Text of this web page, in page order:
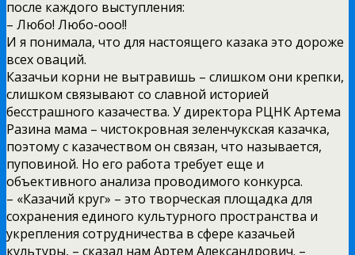
после каждого выступления:
– Любо! Любо-ооо!!
И я понимала, что для настоящего казака это дороже
всех оваций.
Казачьи корни не вытравишь – слишком они крепки,
слишком связывают со славной историей
бесстрашного казачества. У директора РЦНК Артема
Разина мама – чистокровная зеленчукская казачка,
поэтому с казачеством он связан, что называется,
пуповиной. Но его работа требует еще и
объективного анализа проводимого конкурса.
– «Казачий круг» – это творческая площадка для
сохранения единого культурного пространства и
укрепления сотрудничества в сфере казачьей
культуры, – сказал нам Артем Александрович. –